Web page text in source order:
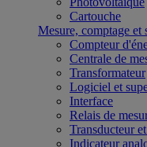
Cartouche
Mesure, comptage et
Compteur
Centrale de
Transformateur
Logiciel et
Interface
Relais de
Transducteur
Indicateur